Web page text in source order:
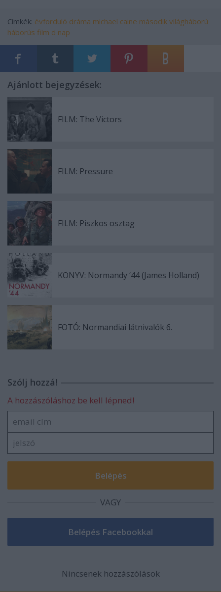
Címkék: évforduló dráma michael caine második világháború
háborús film d nap
Ajánlott bejegyzések:
FILM: The Victors
FILM: Pressure
FILM: Piszkos osztag
KÖNYV: Normandy ‘44 (James Holland)
FOTÓ: Normandiai látnivalók 6.
Szólj hozzá!
A hozzászóláshoz be kell lépned!
VAGY
Nincsenek hozzászólások